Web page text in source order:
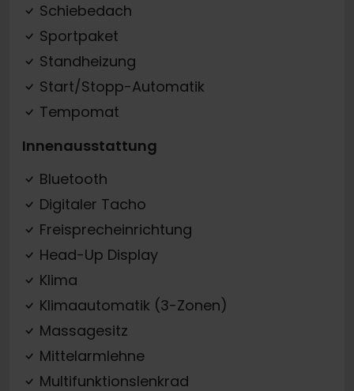
Schiebedach
Sportpaket
Standheizung
Start/Stopp-Automatik
Tempomat
Innenausstattung
Bluetooth
Digitaler Tacho
Freisprecheinrichtung
Head-Up Display
Klima
Klimaautomatik (3-Zonen)
Massagesitz
Mittelarmlehne
Multifunktionslenkrad